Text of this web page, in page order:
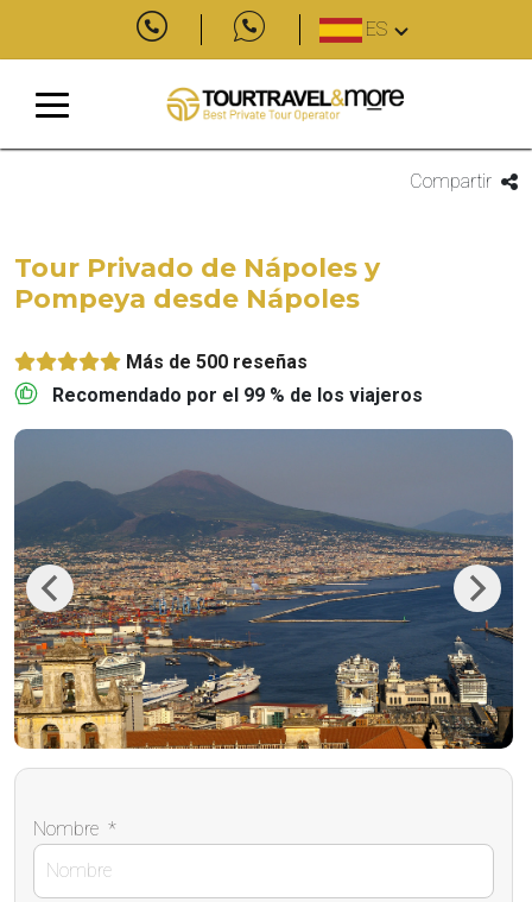
ES
Compartir
Tour Privado de Nápoles y
Pompeya desde Nápoles
Más de 500 reseñas
Recomendado por el 99 % de los viajeros
Previous Next
Nombre *